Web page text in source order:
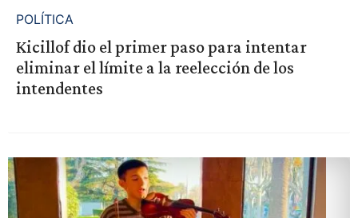
POLÍTICA
Kicillof dio el primer paso para intentar
eliminar el límite a la reelección de los
intendentes